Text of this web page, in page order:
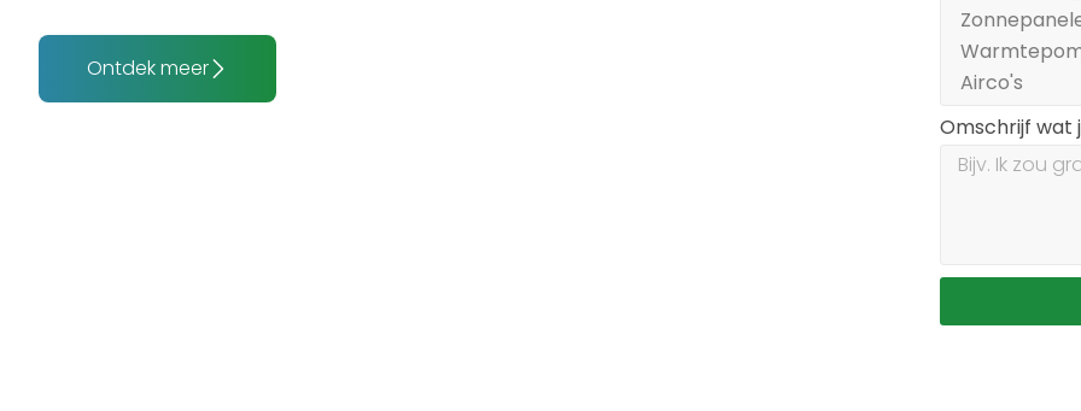
Ontdek meer
Omschrijf wat